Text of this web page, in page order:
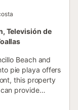
Televisión de
Beach and
pie playa offers
this property
provide